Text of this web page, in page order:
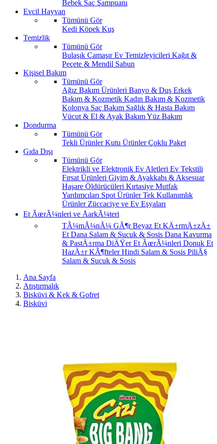
Bebek Saç Şampuanı
Evcil Hayvan
Tümünü Gör
Kedi Köpek Kuş
Temizlik
Tümünü Gör
Bulaşık ÇamaşırEv Temizleyicileri Kağıt &
Peçete & Mendil Sabun
Kişisel Bakım
Tümünü Gör
Ağız Bakım Ürünleri Banyo & Duş Erkek
Bakım & Kozmetik Kadın Bakım & Kozmetik
Kolonya Saç Bakım Sağlık & Hasta Bakım
Vücut & El & Ayak BakımYüz Bakım
Dondurma
Tümünü Gör
Tekli ÜrünlerKutu ÜrünlerÇoklu Paket
Gıda Dışı
Tümünü Gör
Elektrikli ve Elektronik Ev Aletleri Ev Tekstili
Fırsat Ürünleri Giyim & Ayakkabı & Aksesuar
Haşare Öldürücüleri Kırtasiye Mutfak
Yardımcıları Spot ÜrünlerTek Kullanımlık
Ürünler Züccaciye ve Ev Eşyaları
Et ÃœrÃ¼nleri ve ÅarkÃ¼teri
TÃ¼mÃ¼nÃ¼ GÃ¶rBeyaz Et KÄ±rmÄ±zÄ±
Et Dana Salam & Sucuk & Sosis Dana Kavurma
& PastÄ±rma DiÄŸer Et ÃœrÃ¼nleri Donuk Et
HazÄ±r KÃ¶ftelerHindi Salam & Sosis PiliÃ§
Salam & Sucuk & Sosis
Ana Sayfa
Atıştırmalık
Bisküvi & Kek & Gofret
Bisküvi